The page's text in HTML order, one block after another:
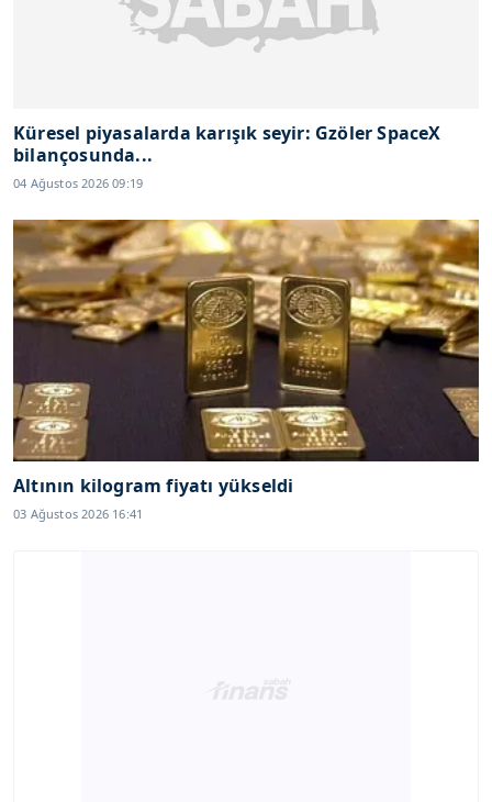
Küresel piyasalarda karışık seyir: Gzöler SpaceX
bilançosunda...
04 Ağustos 2026 09:19
Altının kilogram fiyatı yükseldi
03 Ağustos 2026 16:41